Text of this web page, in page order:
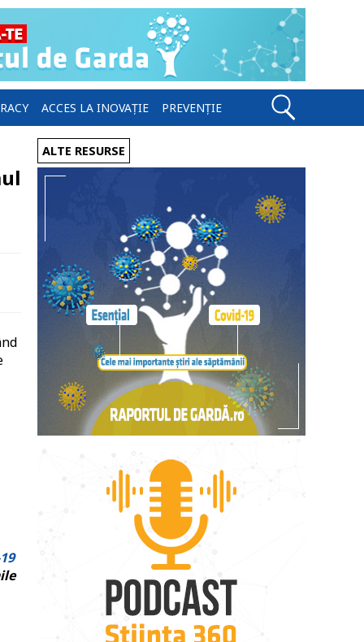
ACCES LA INOVAȚIE PREVENȚIE
ALTE RESURSE